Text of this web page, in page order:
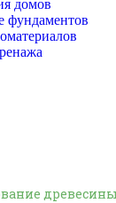
домов
фундаментов
древесины